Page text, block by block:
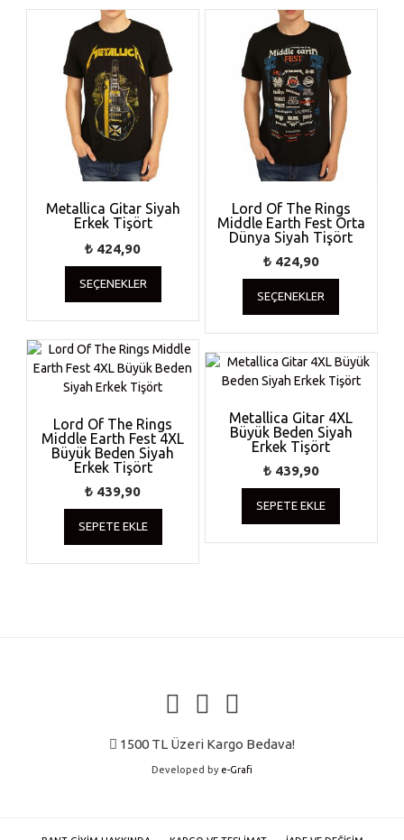
Metallica Gitar Siyah
Erkek Tişört
₺ 424,90
SEÇENEKLER
Bu
birden
fazla
varyasyonu
var.
Seçenekler
sayfasından
seçilebilir
Lord Of The Rings
Middle Earth Fest Orta
Dünya Siyah Tişört
₺424,90
SEÇENEKLER
Bu
birden
fazla
varyasyonu
var.
ürün
Lord Of The Rings
Middle Earth Fest 4XL
Büyük Beden Siyah
Erkek Tişört
₺ 439,90
SEPETE EKLE
Metallica Gitar 4XL
Büyük Beden Siyah
Erkek Tişört
₺439,90
SEPETE EKLE
1500 TL Üzeri Kargo Bedava!
Developed by e-Grafi